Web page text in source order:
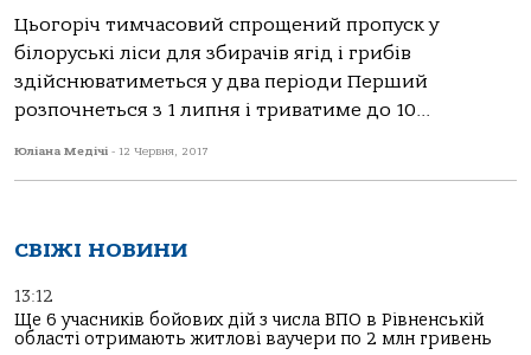
Цьогоріч тимчасовий спрощений пропуск у
білоруські ліси для збирачів ягід і грибів
здійснюватиметься у два періоди Перший
розпочнеться з 1 липня і триватиме до 10...
Юліана Медічі - 12 Червня, 2017
СВІЖІ НОВИНИ
13:12
Ще 6 учасників бойових дій з числа ВПО в Рівненській
області отримають житлові ваучери по 2 млн гривень